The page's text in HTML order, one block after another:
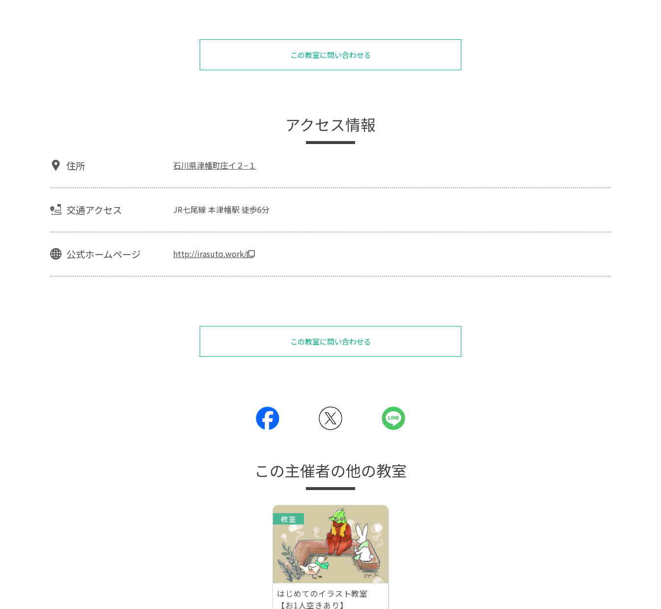
この教室に問い合わせる
アクセス情報
住所 石川県津幡町庄イ２−１
交通アクセス JR七尾線 本津幡駅 徒歩6分
公式ホームページ http://irasuto.work/
この教室に問い合わせる
この主催者の他の教室
教室
はじめてのイラスト教室
【お1人空きあり】